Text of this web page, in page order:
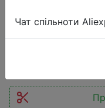
Чат спільноти